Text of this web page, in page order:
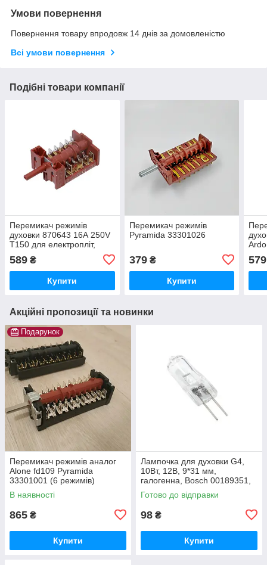
Умови повернення
Повернення товару впродовж 14 днів за домовленістю
Всі умови повернення
Подібні товари компанії
Перемикач режимів
духовки 870643 16А 250V
Т150 для електропліт,
589 ₴
Купити
Перемикач режимів
Pyramida 33301026
379₴
Купити
579
Акційні пропозиції та новинки
Подарунок
Перемикач режимів аналог
Alone fd109 Pyramida
33301001 (6 режимів)
В наявності
865 ₴
Купити
Лампочка для духовки G4,
10Вт, 12В, 9*31 мм,
галогенна, Bosch 00189351,
SKL LMP406UN
Готово до відправки
98 ₴
Купити